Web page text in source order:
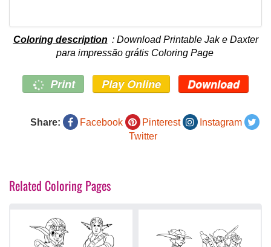
Coloring description : Download Printable Jak e Daxter
para impressão grátis Coloring Page
Print Play Online Download
Share: Facebook Pinterest
Instagram
Twitter
Related Coloring Pages